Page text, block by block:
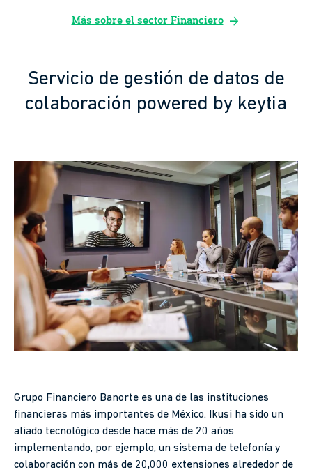
Más sobre el sector Financiero arrow_forward
Servicio de gestión de datos de
colaboración powered by keytia
Grupo Financiero Banorte es una de las instituciones
financieras más importantes de México. Ikusi ha sido un
aliado tecnológico desde hace más de 20 años
implementando, por ejemplo, un sistema de telefonía y
colaboración con más de 20,000 extensiones alrededor de